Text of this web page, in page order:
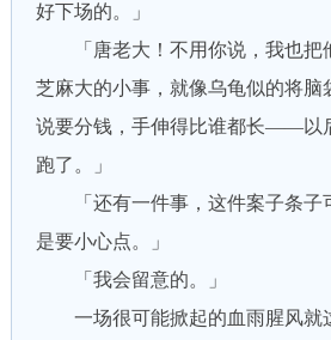
好下场的。」
「唐老大！不用你说，我也把
芝麻大的小事，就像乌龟似的将脑
说要分钱，手伸得比谁都长——以
跑了。」
「还有一件事，这件案子条子
是要小心点。」
「我会留意的。」
一场很可能掀起的血雨腥风就